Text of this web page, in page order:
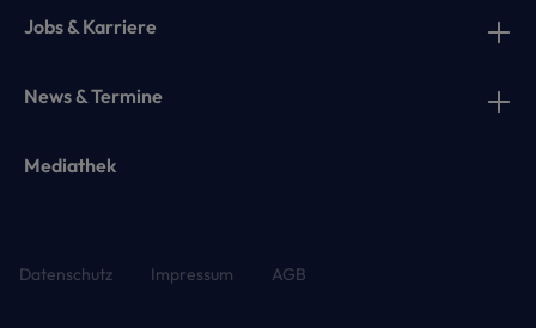
Jobs & Karriere
News & Termine
Mediathek
Datenschutz Impressum AGB